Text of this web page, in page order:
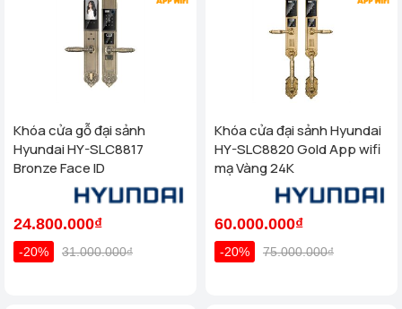
Khóa cửa gỗ đại sảnh
Hyundai HY-SLC8817
Bronze Face ID
24.800.000₫
-20% 31.000.000₫
Khóa cửa đại sảnh Hyundai
HY-SLC8820 Gold App wifi
mạ Vàng 24K
60.000.000₫
-20% 75.000.000₫